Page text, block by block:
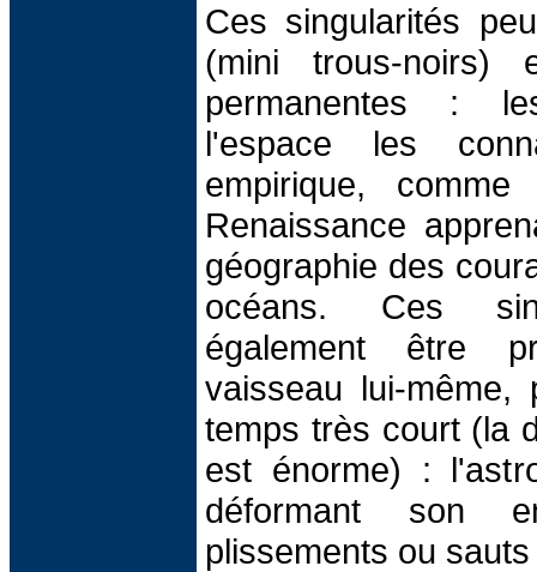
Ces singularités
(mini trous-
permanentes :
l'espace les
empirique,
Renaissance
géographie des
océans. Ces
également être
vaisseau lui-
temps très court (la
est énorme) :
déformant son
plissements ou